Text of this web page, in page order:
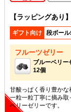
【ラッピングあり
ギフト向け 段ボール
フルーツゼリー
ブルーベリー
12個
甘酸っぱく香り豊かな
一粒一粒丁寧に摘み
ベリーゼリーです。